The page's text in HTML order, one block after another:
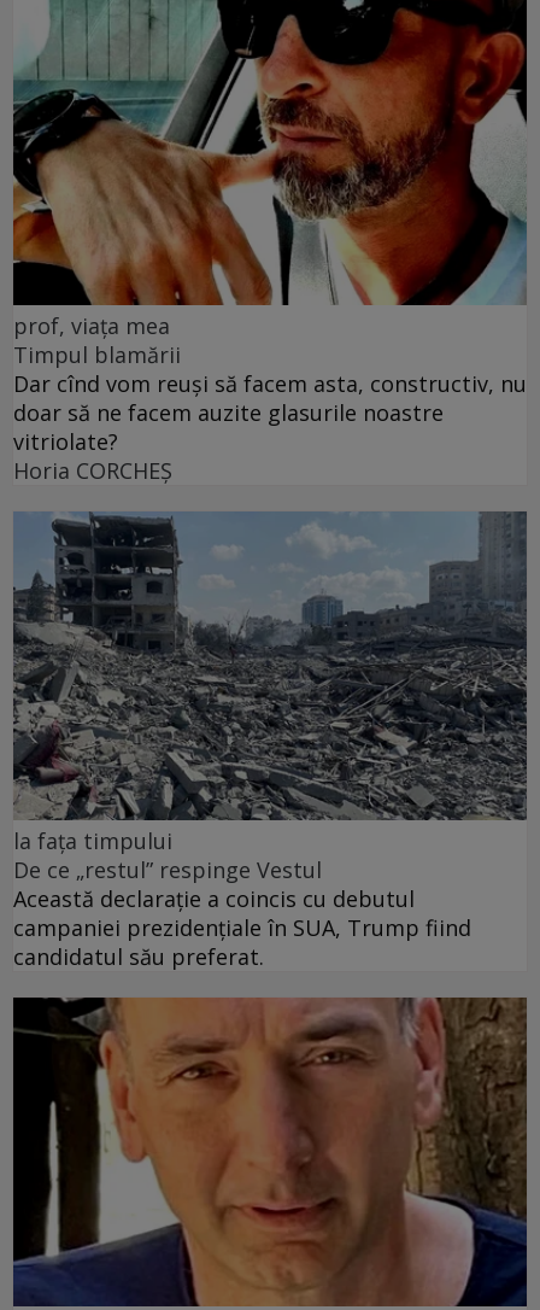
prof, viața mea
Timpul blamării
Dar cînd vom reuși să facem asta, constructiv, nu
doar să ne facem auzite glasurile noastre
vitriolate?
Horia CORCHEŞ
la fața timpului
De ce „restul” respinge Vestul
Această declarație a coincis cu debutul
campaniei prezidențiale în SUA, Trump fiind
candidatul său preferat.